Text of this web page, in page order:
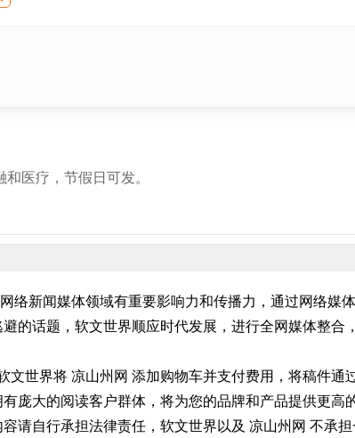
医疗，节假日可发。
络新闻媒体领域有重要影响力和传播力，通过网络媒
的话题，软文世界顺应时代发展，进行全网媒体整
文世界将 凉山州网 添加购物车并支付费用，将稿件
庞大的阅读客户群体，将为您的品牌和产品提供更高
请自行承担法律责任，软文世界以及 凉山州网 不承